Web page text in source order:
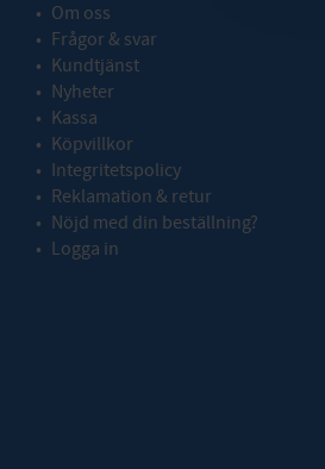
Om oss
Frågor & svar
Kundtjänst
Nyheter
Kassa
Köpvillkor
Integritetspolicy
Reklamation & retur
Nöjd med din beställning?
Logga in